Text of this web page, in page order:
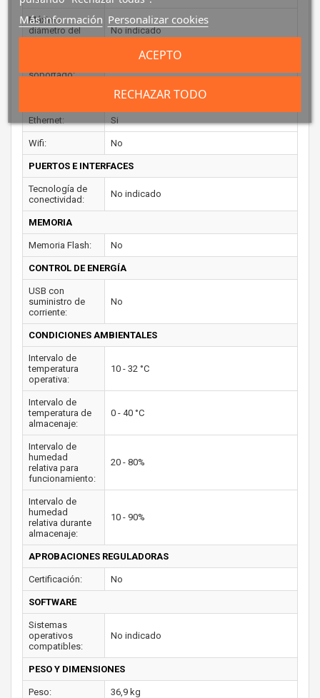
Máximo
diámetro del
No indicado
soportado:
Ethernet: Si
Wifi: No
PUERTOS E INTERFACES
Tecnología de
conectividad:
No indicado
MEMORIA
Memoria Flash: No
CONTROL DE ENERGÍA
USB con
suministro de
corriente:
No
CONDICIONES AMBIENTALES
Intervalo de
temperatura
operativa:
10 - 32 °C
Intervalo de
temperatura de
almacenaje:
0 - 40 °C
Intervalo de
humedad
relativa para
funcionamiento:
20 - 80%
Intervalo de
humedad
relativa durante
almacenaje:
10 - 90%
APROBACIONES REGULADORAS
Certificación: No
SOFTWARE
Sistemas
operativos
compatibles:
No indicado
PESO Y DIMENSIONES
Peso: 36,9 kg
Más información Personalizar cookies
RECHAZAR TODO
ACEPTO